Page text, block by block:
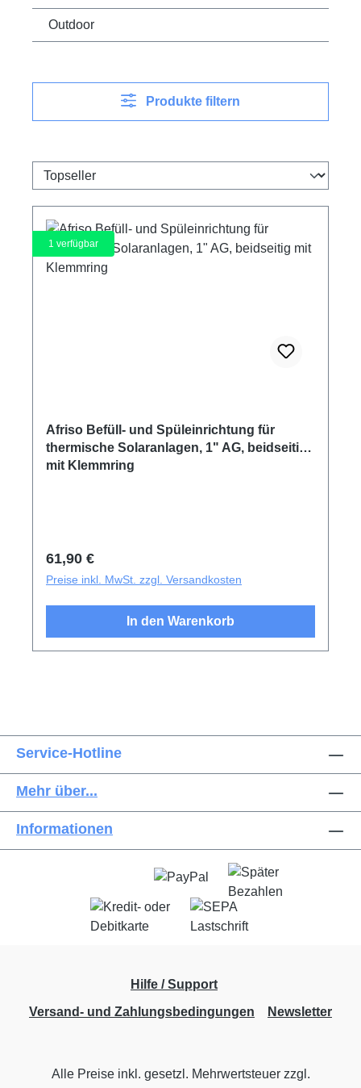
Outdoor
Produkte filtern
1 verfügbar
Afriso Befüll- und Spüleinrichtung für
thermische Solaranlagen, 1" AG, beidseitig
mit Klemmring
Regulärer Preis:
61,90 €
Preise inkl. MwSt. zzgl. Versandkosten
In den Warenkorb
Service-Hotline
Mehr über...
Informationen
Hilfe / Support
Versand- und Zahlungsbedingungen
Newsletter
Alle Preise inkl. gesetzl. Mehrwertsteuer zzgl.